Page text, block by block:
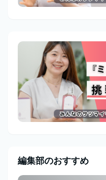
編集部のおすすめ